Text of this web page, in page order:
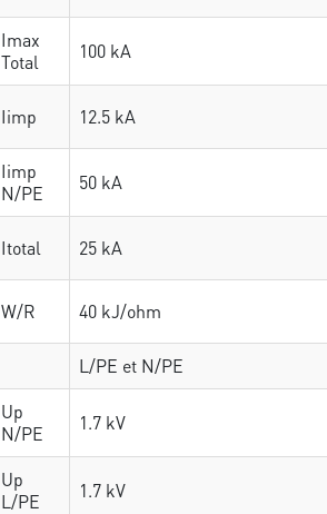
Imax
Total
100 kA
Iimp 12.5 kA
Iimp
N/PE
50 kA
Itotal 25 kA
W/R 40 kJ/ohm
L/PE et N/PE
Up
N/PE
1.7 kV
Up
L/PE
1.7 kV